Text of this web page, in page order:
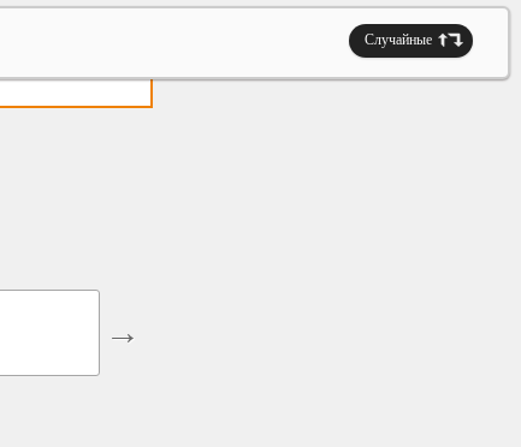
Случайные